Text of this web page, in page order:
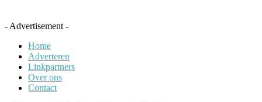
- Advertisement -
Home
Adverteren
Linkpartners
Over ons
Contact